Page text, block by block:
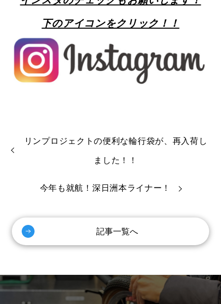
下のアイコンをクリック！！
リンプロジェクトの便利な輪行袋が、再入荷し
ました！！
今年も就航！深日洲本ライナー！
記事一覧へ